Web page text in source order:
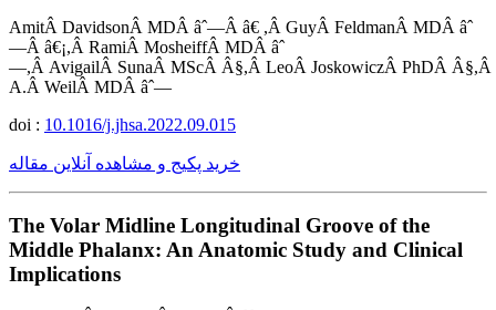
AmitÂ DavidsonÂ MDÂ âˆ—Â â€ ,Â GuyÂ FeldmanÂ MDÂ âˆ
—Â â€¡,Â RamiÂ MosheiffÂ MDÂ âˆ
—,Â AvigailÂ SunaÂ MScÂ Â§,Â LeoÂ JoskowiczÂ PhDÂ Â§,Â
A.Â WeilÂ MDÂ âˆ—
doi : 10.1016/j.jhsa.2022.09.015
خرید پکیج و مشاهده آنلاین مقاله
The Volar Midline Longitudinal Groove of the
Middle Phalanx: An Anatomic Study and Clinical
Implications